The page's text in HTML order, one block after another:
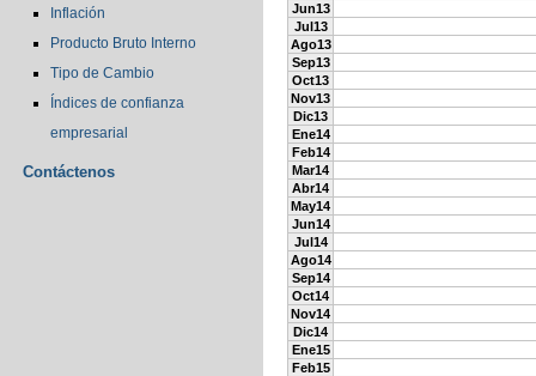
Inflación
Producto Bruto Interno
Tipo de Cambio
Índices de confianza
empresarial
Contáctenos
Jun13
Jul13
Ago13
Sep13
Oct13
Nov13
Dic13
Ene14
Feb14
Mar14
Abr14
May14
Jun14
Jul14
Ago14
Sep14
Oct14
Nov14
Dic14
Ene15
Feb15